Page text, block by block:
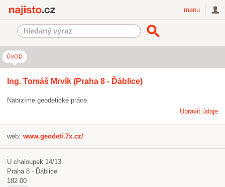
menu
ÚVOD
Ing. Tomáš Mrvík (Praha 8 - Ďáblice)
Nabízíme geodetické práce.
Upravit údaje
web: www.geodeti.7x.cz/
U chaloupek 14/13
Praha 8 - Ďáblice
182 00